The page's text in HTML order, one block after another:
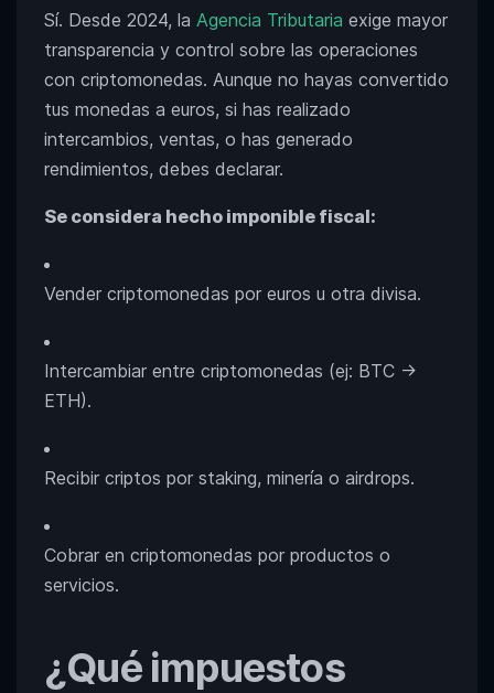
Sí. Desde 2024, la Agencia Tributaria exige mayor
transparencia y control sobre las operaciones
con criptomonedas. Aunque no hayas convertido
tus monedas a euros, si has realizado
intercambios, ventas, o has generado
rendimientos, debes declarar.
Se considera hecho imponible fiscal:
Vender criptomonedas por euros u otra divisa.
Intercambiar entre criptomonedas (ej: BTC →
ETH).
Recibir criptos por staking, minería o airdrops.
Cobrar en criptomonedas por productos o
servicios.
¿Qué impuestos